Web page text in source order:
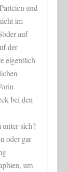
und
im
auf
der
eigentlich
bei den
sich?
oder gar
um